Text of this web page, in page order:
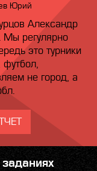
Юрий
Александр
Мы регулярно
это турники
футбол,
не город, а